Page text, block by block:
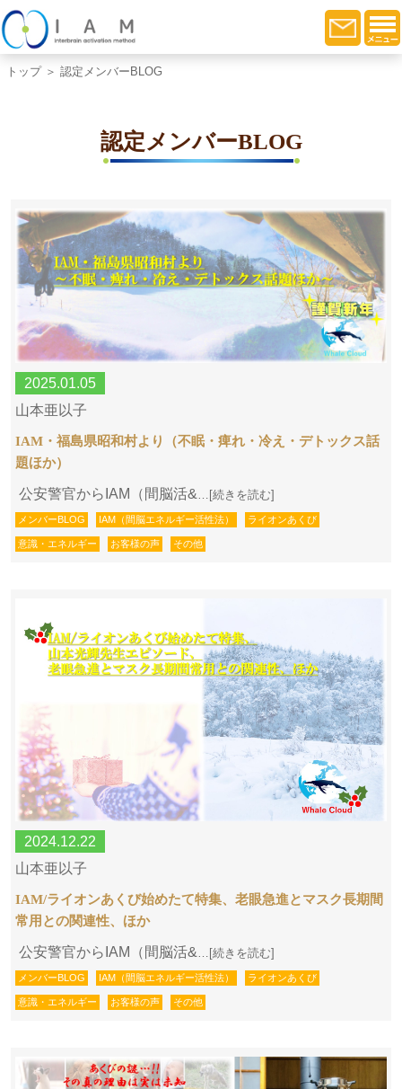
トップ＞ 認定メンバーBLOG
認定メンバーBLOG
2025.01.05
山本亜以子
IAM・福島県昭和村より（不眠・痺れ・冷え・デトックス話
題ほか）
公安警官からIAM（間脳活& …[続きを読む]
メンバーBLOG IAM（間脳エネルギー活性法） ライオンあくび
意識・エネルギー お客様の声 その他
2024.12.22
山本亜以子
IAM/ライオンあくび始めたて特集、老眼急進とマスク長期間
常用との関連性、ほか
公安警官からIAM（間脳活&…[続きを読む]
メンバーBLOG IAM（間脳エネルギー活性法） ライオンあくび
意識・エネルギー お客様の声 その他